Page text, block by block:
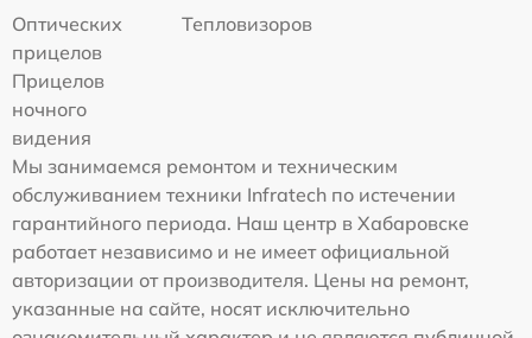
Оптических
прицелов
Тепловизоров
Прицелов
ночного
видения
Мы занимаемся ремонтом и техническим
обслуживанием техники Infratech по истечении
гарантийного периода. Наш центр в Хабаровске
работает независимо и не имеет официальной
авторизации от производителя. Цены на ремонт,
указанные на сайте, носят исключительно